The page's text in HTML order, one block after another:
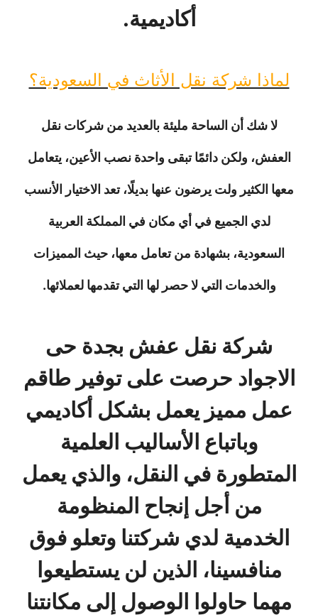
أكاديمية.
لماذا شركة نقل الأثاث في السعودية؟
لا شك أن الساحة مليئة بالعديد من شركات نقل
العفش، ولكن دائمًا تبقى واحدة نصب الأعين، يتعامل
معها الكثير ولت يرضون عنها بديلًا، تعد الاختيار الأنسب
لدي الجميع في أي مكان في المملكة العربية
السعودية، بشهادة من تعامل معها، حيث المميزات
والخدمات التي لا حصر لها التي تقدمها لعملائها.
شركة نقل عفش بجدة حى
الاجواد حرصت على توفير طاقم
عمل مميز يعمل بشكل أكاديمي
وباتباع الأساليب العلمية
المتطورة في النقل، والذي يعمل
من أجل إنجاح المنظومة
الخدمية لدي شركتنا وتعلو فوق
منافسينا، الذين لن يستطيعوا
مهما حاولوا الوصول إلى مكانتنا